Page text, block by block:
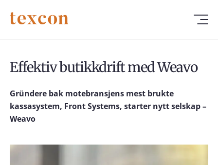
Effektiv butikkdrift med Weavo
Gründere bak motebransjens mest brukte
kassasystem, Front Systems, starter nytt selskap –
Weavo